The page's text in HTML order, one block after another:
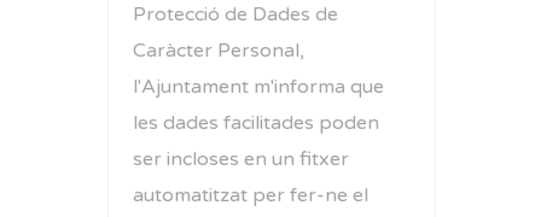
Protecció de Dades de
Caràcter Personal,
l'Ajuntament m'informa que
les dades facilitades poden
ser incloses en un fitxer
automatitzat per fer-ne el